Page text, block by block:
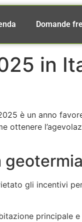
Domande
in
è un anno
geotermia
gli incentivi
principale